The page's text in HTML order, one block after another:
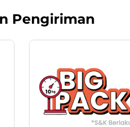
Pengiriman